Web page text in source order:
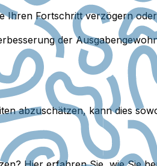
Ihren Fortschritt verzögern
der
abzuschätzen, kann dies